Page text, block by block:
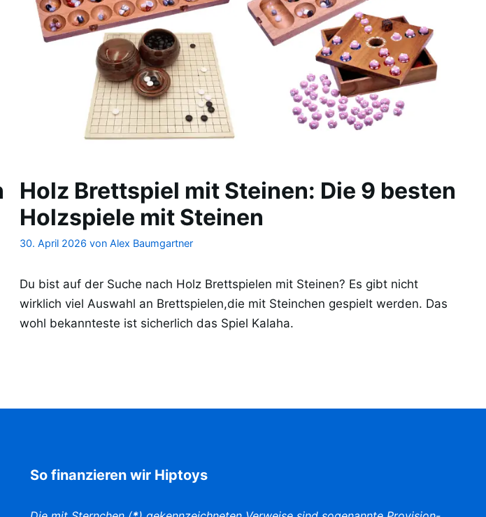
Holz Brettspiel mit Steinen: Die 9 besten
Holzspiele mit Steinen
30. April 2026 von Alex Baumgartner
Du bist auf der Suche nach Holz Brettspielen mit Steinen? Es gibt nicht
wirklich viel Auswahl an Brettspielen,die mit Steinchen gespielt werden. Das
wohl bekannteste ist sicherlich das Spiel Kalaha.
So finanzieren wir Hiptoys